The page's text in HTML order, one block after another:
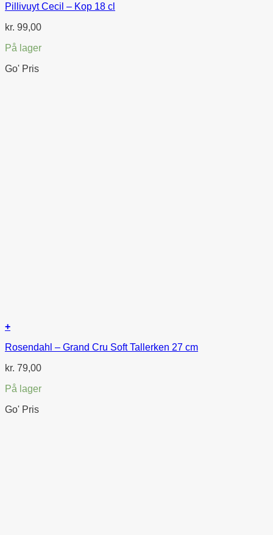
Pillivuyt Cecil – Kop 18 cl
kr. 99,00
På lager
Go' Pris
+
Rosendahl – Grand Cru Soft Tallerken 27 cm
kr. 79,00
På lager
Go' Pris